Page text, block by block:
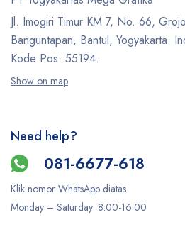
Jl. Imogiri Timur KM 7, No. 66,
Banguntapan, Bantul, Yogyakarta.
Kode Pos: 55194.
Show on map
Need help?
081-6677-618
Klik nomor WhatsApp diatas
Monday – Saturday: 8:00-16:00